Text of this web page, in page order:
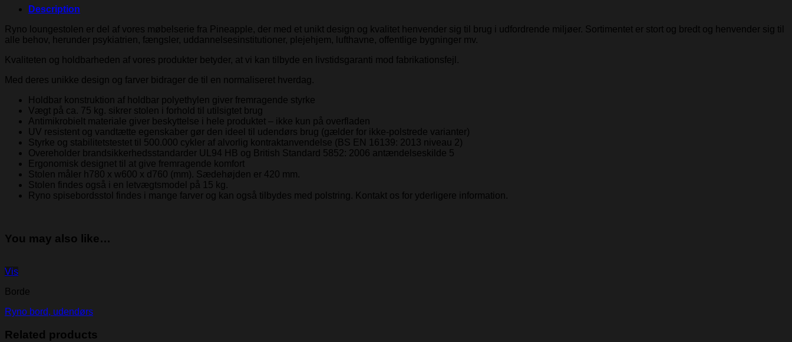
Description
Ryno loungestolen er del af vores møbelserie fra Pineapple, der med et unikt design og kvalitet henvender sig til brug i udfordrende miljøer. Sortimentet er stort og bredt og henvender sig til
alle behov, herunder psykiatrien, fængsler, uddannelsesinstitutioner, plejehjem, lufthavne, offentlige bygninger mv.
Kvaliteten og holdbarheden af vores produkter betyder, at vi kan tilbyde en livstidsgaranti mod fabrikationsfejl.
Med deres unikke design og farver bidrager de til en normaliseret hverdag.
Holdbar konstruktion af holdbar polyethylen giver fremragende styrke
Vægt på ca. 75 kg. sikrer stolen i forhold til utilsigtet brug
Antimikrobielt materiale giver beskyttelse i hele produktet – ikke kun på overfladen
UV resistent og vandtætte egenskaber gør den ideel til udendørs brug (gælder for ikke-polstrede varianter)
Styrke og stabilitetstestet til 500.000 cykler af alvorlig kontraktanvendelse (BS EN 16139: 2013 niveau 2)
Overeholder brandsikkerhedsstandarder UL94 HB og British Standard 5852: 2006 antændelseskilde 5
Ergonomisk designet til at give fremragende komfort
Stolen måler h780 x w600 x d760 (mm). Sædehøjden er 420 mm.
Stolen findes også i en letvægtsmodel på 15 kg.
Ryno spisebordsstol findes i mange farver og kan også tilbydes med polstring. Kontakt os for yderligere information.
You may also like…
Vis
Borde
Ryno bord, udendørs
Related products